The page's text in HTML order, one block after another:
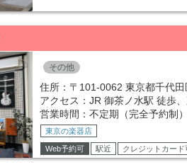
その他
住所：〒101-0062 東京都千代
アクセス：JR 御茶ノ水駅 徒歩
営業時間：不定期（完全予約制
東京の楽器店
Web予約可 駅近 クレジットカード